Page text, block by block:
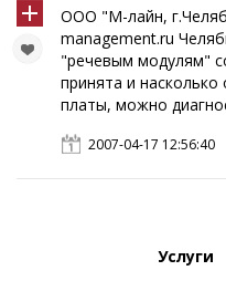
ООО "М-лайн,
management.ru
"речевым модулям"
принята и
платы, можно
2007-04-17 12:56:40
Услуги